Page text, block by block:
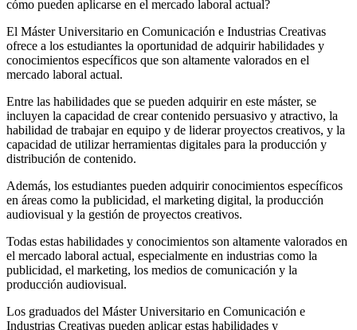
cómo pueden aplicarse en el mercado laboral actual?
El Máster Universitario en Comunicación e Industrias Creativas
ofrece a los estudiantes la oportunidad de adquirir habilidades y
conocimientos específicos que son altamente valorados en el
mercado laboral actual.
Entre las habilidades que se pueden adquirir en este máster, se
incluyen la capacidad de crear contenido persuasivo y atractivo, la
habilidad de trabajar en equipo y de liderar proyectos creativos, y la
capacidad de utilizar herramientas digitales para la producción y
distribución de contenido.
Además, los estudiantes pueden adquirir conocimientos específicos
en áreas como la publicidad, el marketing digital, la producción
audiovisual y la gestión de proyectos creativos.
Todas estas habilidades y conocimientos son altamente valorados en
el mercado laboral actual, especialmente en industrias como la
publicidad, el marketing, los medios de comunicación y la
producción audiovisual.
Los graduados del Máster Universitario en Comunicación e
Industrias Creativas pueden aplicar estas habilidades y